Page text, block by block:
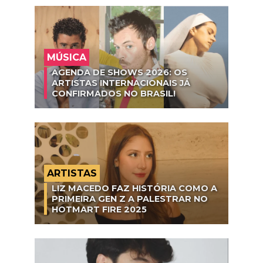
MÚSICA
AGENDA DE SHOWS 2026: OS
ARTISTAS INTERNACIONAIS JÁ
CONFIRMADOS NO BRASIL!
ARTISTAS
LIZ MACEDO FAZ HISTÓRIA COMO A
PRIMEIRA GEN Z A PALESTRAR NO
HOTMART FIRE 2025